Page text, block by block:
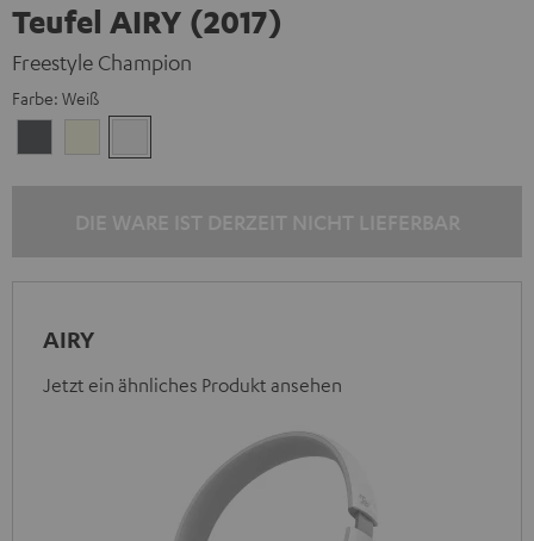
Teufel AIRY (2017)
Freestyle Champion
Farbe: Weiß
AIRY
Jetzt ein ähnliches Produkt ansehen